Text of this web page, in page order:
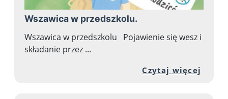
Wszawica w przedszkolu.
Wszawica w przedszkolu Pojawienie się wesz i
składanie przez ...
Czytaj więcej